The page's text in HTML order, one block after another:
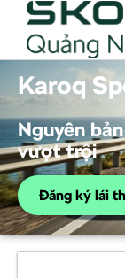
Karoq
Nguyên
vượt trội
Đăng ký lái